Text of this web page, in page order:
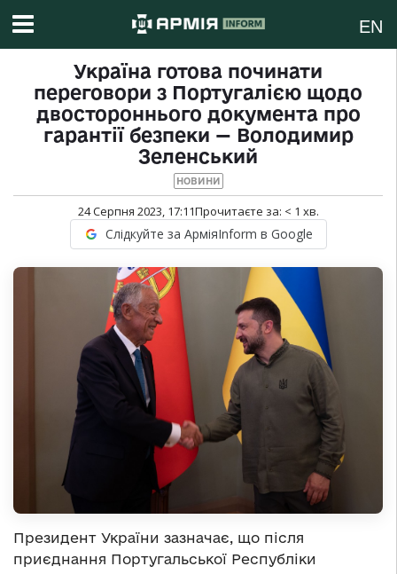
EN
Україна готова починати
переговори з Португалією щодо
двостороннього документа про
гарантії безпеки — Володимир
Зеленський
НОВИНИ
24 Серпня 2023, 17:11Прочитаєте за: < 1 хв.
Слідкуйте за АрміяInform в Google
Президент України зазначає, що після
приєднання Португальської Республіки